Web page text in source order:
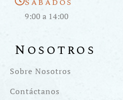
9:00 a 14:00
Nosotros
Sobre Nosotros
Contáctanos